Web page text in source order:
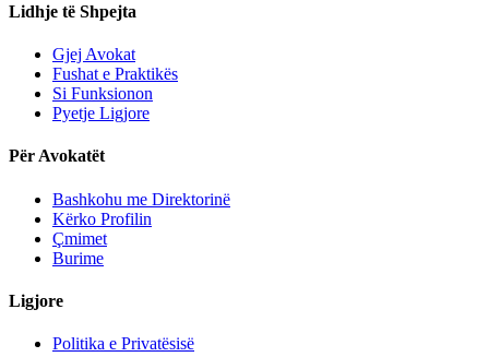
Lidhje të Shpejta
Gjej Avokat
Fushat e Praktikës
Si Funksionon
Pyetje Ligjore
Për Avokatët
Bashkohu me Direktorinë
Kërko Profilin
Çmimet
Burime
Ligjore
Politika e Privatësisë